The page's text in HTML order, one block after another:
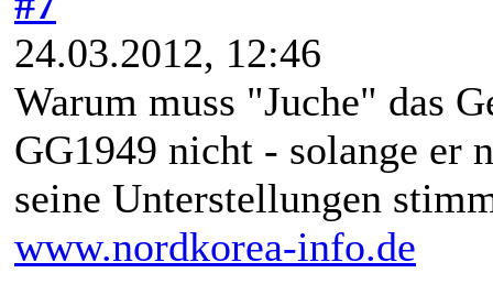
24.03.2012, 12:46
Warum muss "Juche" das
GG1949 nicht - solange er
seine Unterstellungen
www.nordkorea-info.de